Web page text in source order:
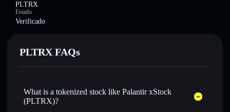
PLTRX
Estado
Verificado
PLTRX FAQs
What is a tokenized stock like Palantir xStock
(PLTRX)?